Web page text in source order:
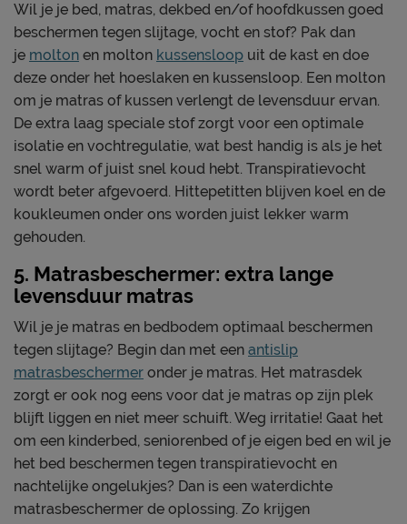
Wil je je bed, matras, dekbed en/of hoofdkussen goed
beschermen tegen slijtage, vocht en stof? Pak dan
je molton en molton kussensloop uit de kast en doe
deze onder het hoeslaken en kussensloop. Een molton
om je matras of kussen verlengt de levensduur ervan.
De extra laag speciale stof zorgt voor een optimale
isolatie en vochtregulatie, wat best handig is als je het
snel warm of juist snel koud hebt. Transpiratievocht
wordt beter afgevoerd. Hittepetitten blijven koel en de
koukleumen onder ons worden juist lekker warm
gehouden.
5. Matrasbeschermer: extra lange
levensduur matras
Wil je je matras en bedbodem optimaal beschermen
tegen slijtage? Begin dan met een antislip
matrasbeschermer onder je matras. Het matrasdek
zorgt er ook nog eens voor dat je matras op zijn plek
blijft liggen en niet meer schuift. Weg irritatie! Gaat het
om een kinderbed, seniorenbed of je eigen bed en wil je
het bed beschermen tegen transpiratievocht en
nachtelijke ongelukjes? Dan is een waterdichte
matrasbeschermer de oplossing. Zo krijgen